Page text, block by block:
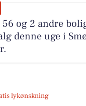
56 og 2 andre
denne uge i
lykønskning